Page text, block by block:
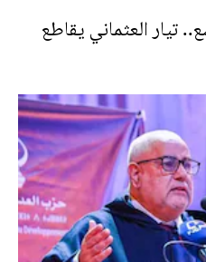
تيار العثماني يقاطع